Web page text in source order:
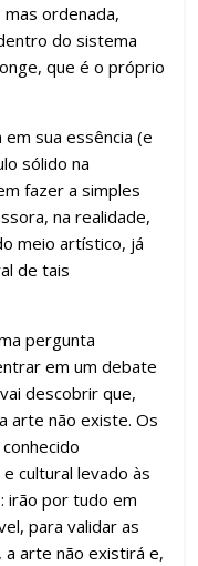
ordenada,
do sistema
que é o próprio
sua essência (e
sólido na
fazer a simples
na realidade,
meio artístico, já
de tais
pergunta
em um debate
descobrir que,
arte não existe. Os
cultural levado às
irão por tudo em
para validar as
a arte não existirá e,